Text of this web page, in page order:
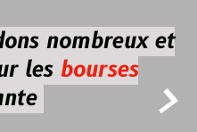

nombreux et
les bourses